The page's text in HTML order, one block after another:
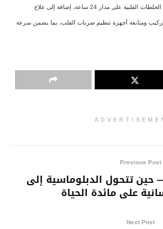
وانسداد الشرايين التاجية، والتعامل مع الجلطات القلبية على مدار 24 ساعة، إضافة إلى علاج
ومتابعة أجهزة تنظيم ضربات القلب، بما يضمن سرعة
Previous Post
تتحول الدبلوماسية إلى
على مائدة الحياة
Next Post